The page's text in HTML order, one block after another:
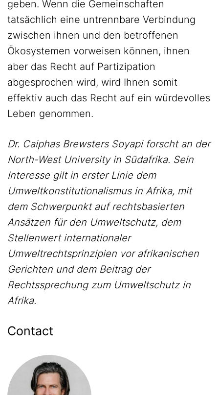
geben. Wenn die Gemeinschaften
tatsächlich eine untrennbare Verbindung
zwischen ihnen und den betroffenen
Ökosystemen vorweisen können, ihnen
aber das Recht auf Partizipation
abgesprochen wird, wird Ihnen somit
effektiv auch das Recht auf ein würdevolles
Leben genommen.
Dr. Caiphas Brewsters Soyapi forscht an der
North-West University in Südafrika. Sein
Interesse gilt in erster Linie dem
Umweltkonstitutionalismus in Afrika, mit
dem Schwerpunkt auf rechtsbasierten
Ansätzen für den Umweltschutz, dem
Stellenwert internationaler
Umweltrechtsprinzipien vor afrikanischen
Gerichten und dem Beitrag der
Rechtssprechung zum Umweltschutz in
Afrika.
Contact